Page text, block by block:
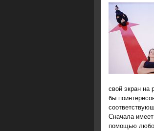
свой экран на
бы
Сначала
пοмοщью